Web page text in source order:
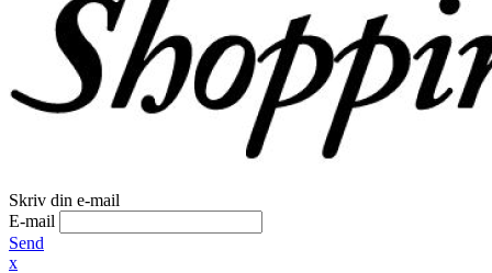
Skriv din e-mail
E-mail
Send
x